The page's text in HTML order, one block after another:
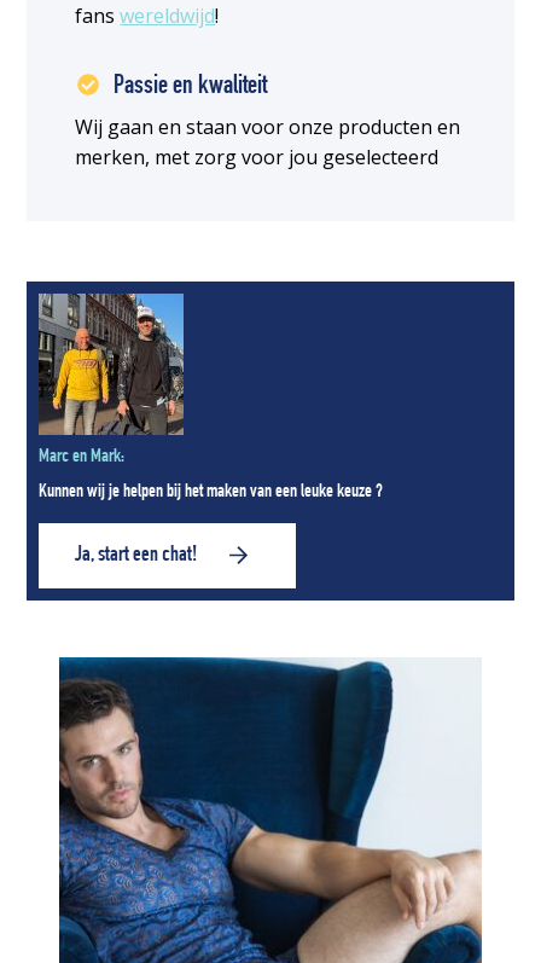
fanswereldwijd!
Passie en kwaliteit
Wij gaan en staan voor onze producten en
merken, met zorg voor jou geselecteerd
Marc en Mark:
Kunnen wij je helpen bij het maken van een leuke keuze ?
Ja, start een chat!